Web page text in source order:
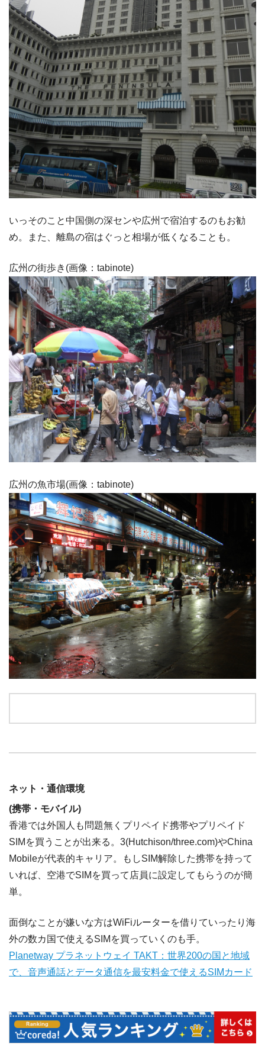
いっそのこと中国側の深センや広州で宿泊するのもお勧
め。また、離島の宿はぐっと相場が低くなることも。
広州の街歩き(画像：tabinote)
広州の魚市場(画像：tabinote)
ネット・通信環境
(携帯・モバイル)
香港では外国人も問題無くプリペイド携帯やプリペイド
SIMを買うことが出来る。3(Hutchison/three.com)やChina
Mobileが代表的キャリア。もしSIM解除した携帯を持って
いれば、空港でSIMを買って店員に設定してもらうのが簡
単。
面倒なことが嫌いな方はWiFiルーターを借りていったり海
外の数カ国で使えるSIMを買っていくのも手。
Planetway プラネットウェイ TAKT：世界200の国と地域
で、音声通話とデータ通信を最安料金で使えるSIMカード